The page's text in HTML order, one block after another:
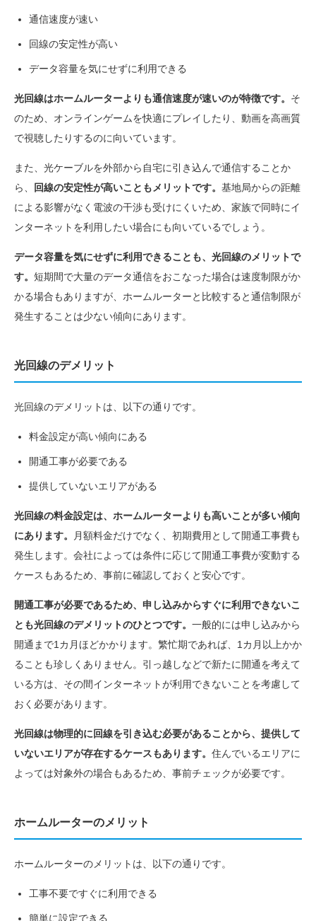
通信速度が速い
回線の安定性が高い
データ容量を気にせずに利用できる
光回線はホームルーターよりも通信速度が速いのが特徴です。 そ
のため、オンラインゲームを快適にプレイしたり、動画を高画質
で視聴したりするのに向いています。
また、光ケーブルを外部から自宅に引き込んで通信することか
ら、
回線の安定性が高いこともメリットです。 基地局からの距離
による影響がなく電波の干渉も受けにくいため、家族で同時にイ
ンターネットを利用したい場合にも向いているでしょう。
データ容量を気にせずに利用できることも、光回線のメリットで
す。 短期間で大量のデータ通信をおこなった場合は速度制限がか
かる場合もありますが、ホームルーターと比較すると通信制限が
発生することは少ない傾向にあります。
光回線のデメリット
光回線のデメリットは、以下の通りです。
料金設定が高い傾向にある
開通工事が必要である
提供していないエリアがある
光回線の料金設定は、ホームルーターよりも高いことが多い傾向
にあります。
月額料金だけでなく、初期費用として開通工事費も
発生します。会社によっては条件に応じて開通工事費が変動する
ケースもあるため、事前に確認しておくと安心です。
開通工事が必要であるため、申し込みからすぐに利用できないこ
とも光回線のデメリットのひとつです。 一般的には申し込みから
開通まで1カ月ほどかかります。繁忙期であれば、1カ月以上かか
ることも珍しくありません。引っ越しなどで新たに開通を考えて
いる方は、その間インターネットが利用できないことを考慮して
おく必要があります。
光回線は物理的に回線を引き込む必要があることから、提供して
いないエリアが存在するケースもあります。 住んでいるエリアに
よっては対象外の場合もあるため、事前チェックが必要です。
ホームルーターのメリット
ホームルーターのメリットは、以下の通りです。
工事不要ですぐに利用できる
簡単に設定できる